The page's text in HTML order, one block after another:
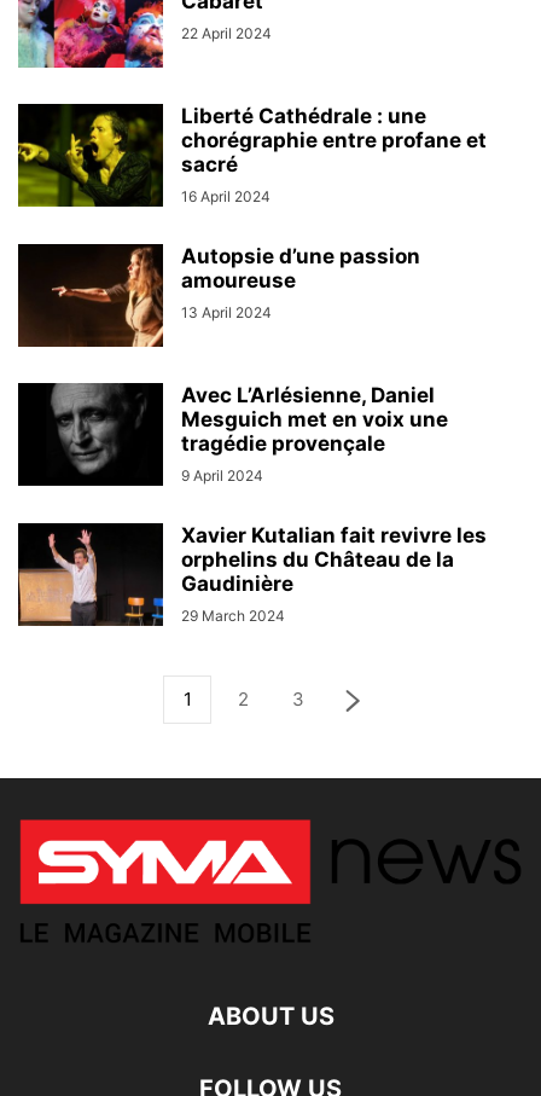
22 April 2024
Liberté Cathédrale : une
chorégraphie entre profane et
sacré
16 April 2024
Autopsie d’une passion
amoureuse
13 April 2024
Avec L’Arlésienne, Daniel
Mesguich met en voix une
tragédie provençale
9 April 2024
Xavier Kutalian fait revivre les
orphelins du Château de la
Gaudinière
29 March 2024
1 2 3
ABOUT US
FOLLOW US